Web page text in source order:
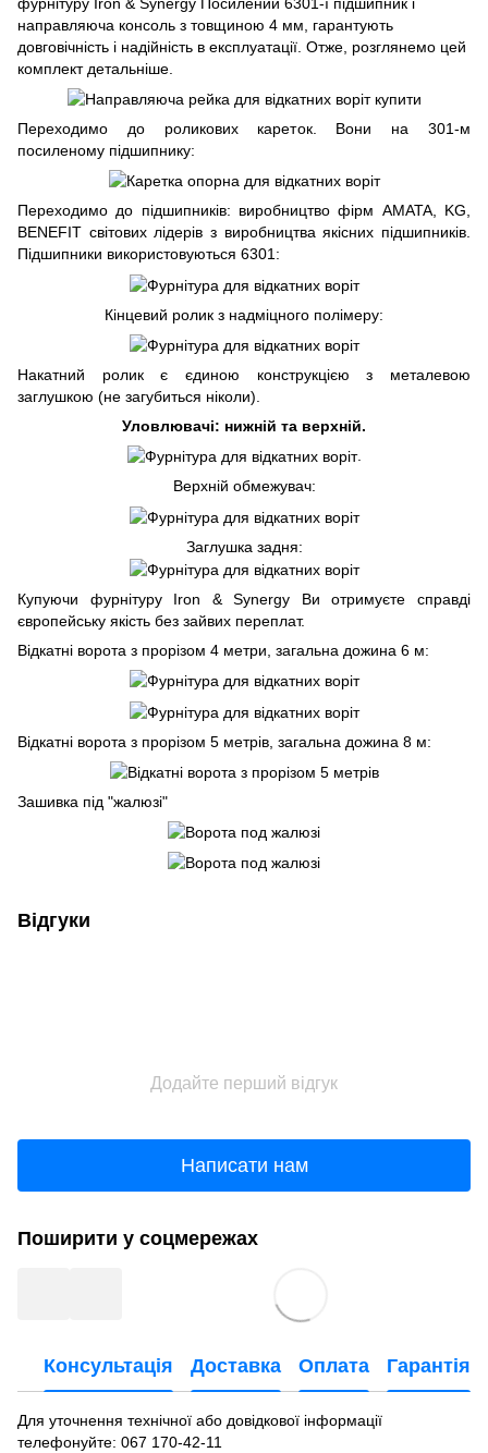
направляюча консоль з товщиною 4 мм, гарантують
довговічність і надійність в експлуатації. Отже, розглянемо цей
комплект детальніше.
Переходимо до роликових кареток. Вони на 301-м
посиленому підшипнику:
Переходимо до підшипників: виробництво фірм AMATA, KG,
BENEFIT світових лідерів з виробництва якісних підшипників.
Підшипники використовуються 6301:
Кінцевий ролик з надміцного полімеру:
Накатний ролик є єдиною конструкцією з металевою
заглушкою (не загубиться ніколи).
Уловлювачі: нижній та верхній.
.
Верхній обмежувач:
Заглушка задня:
Купуючи фурнітуру Iron & Synergy Ви отримуєте справді
європейську якість без зайвих переплат.
Відкатні ворота з прорізом 4 метри, загальна дожина 6 м:
Відкатні ворота з прорізом 5 метрів, загальна дожина 8 м:
Зашивка під "жалюзі"
Відгуки
Додайте перший відгук
Написати нам
Поширити у соцмережах
Консультація Доставка Оплата Гарантія
Для уточнення технічної або довідкової інформації
телефонуйте: 067 170-42-11